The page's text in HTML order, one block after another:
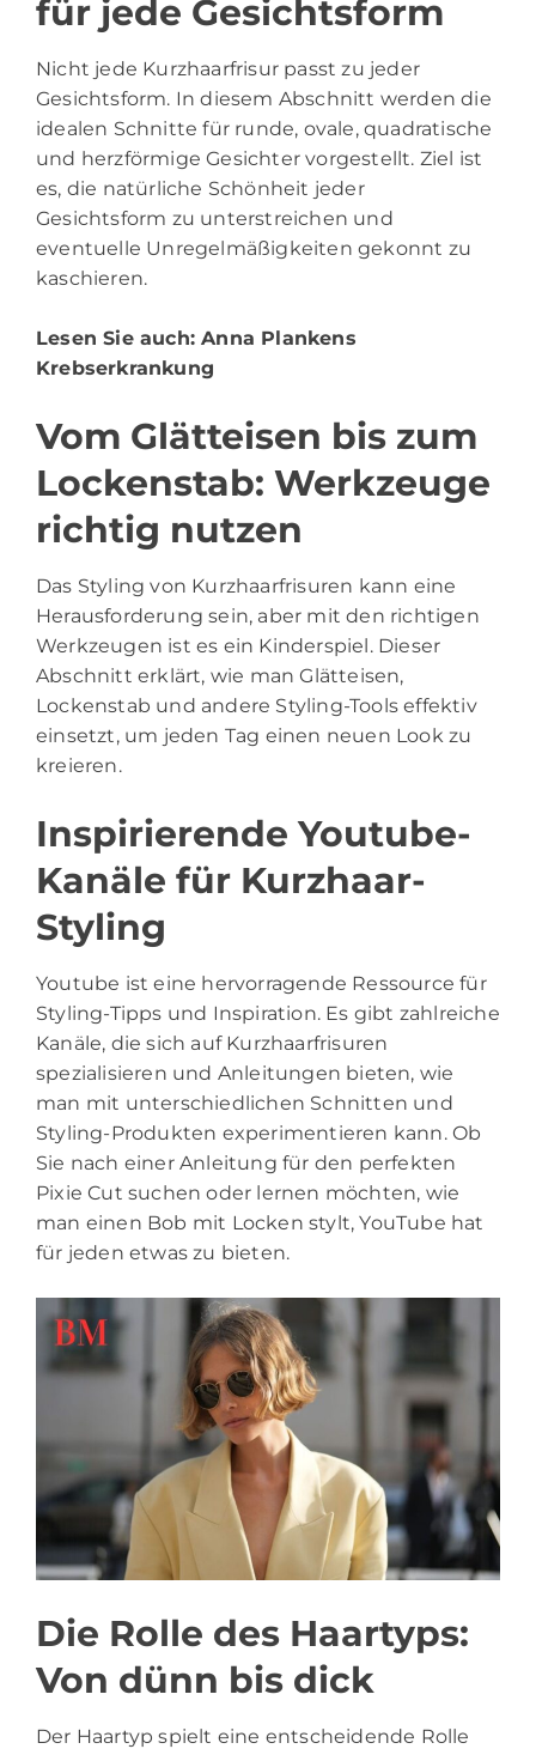
für jede Gesichtsform
Nicht jede Kurzhaarfrisur passt zu jeder
Gesichtsform. In diesem Abschnitt werden die
idealen Schnitte für runde, ovale, quadratische
und herzförmige Gesichter vorgestellt. Ziel ist
es, die natürliche Schönheit jeder
Gesichtsform zu unterstreichen und
eventuelle Unregelmäßigkeiten gekonnt zu
kaschieren.
Lesen Sie auch:Anna Plankens
Krebserkrankung
Vom Glätteisen bis zum
Lockenstab: Werkzeuge
richtig nutzen
Das Styling von Kurzhaarfrisuren kann eine
Herausforderung sein, aber mit den richtigen
Werkzeugen ist es ein Kinderspiel. Dieser
Abschnitt erklärt, wie man Glätteisen,
Lockenstab und andere Styling-Tools effektiv
einsetzt, um jeden Tag einen neuen Look zu
kreieren.
Inspirierende Youtube-
Kanäle für Kurzhaar-
Styling
Youtube ist eine hervorragende Ressource für
Styling-Tipps und Inspiration. Es gibt zahlreiche
Kanäle, die sich auf Kurzhaarfrisuren
spezialisieren und Anleitungen bieten, wie
man mit unterschiedlichen Schnitten und
Styling-Produkten experimentieren kann. Ob
Sie nach einer Anleitung für den perfekten
Pixie Cut suchen oder lernen möchten, wie
man einen Bob mit Locken stylt, YouTube hat
für jeden etwas zu bieten.
Die Rolle des Haartyps:
Von dünn bis dick
Der Haartyp spielt eine entscheidende Rolle